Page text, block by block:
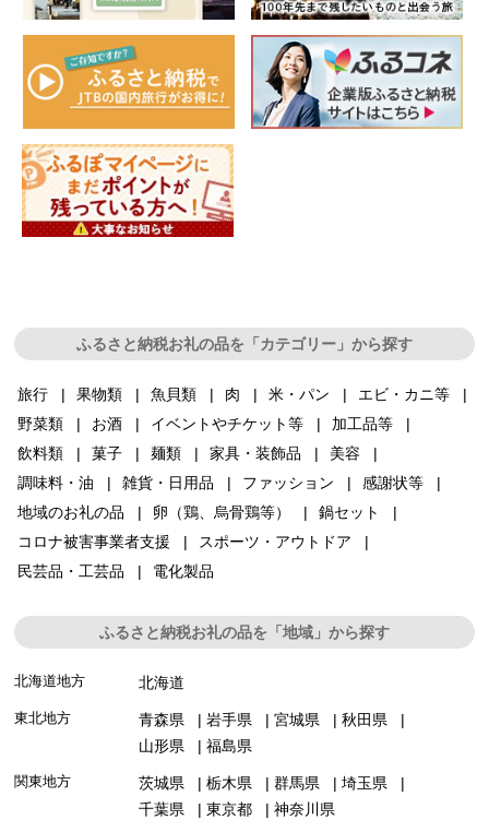
ふるさと納税お礼の品を「カテゴリー」から探す
旅行 果物類 魚貝類 肉 米・パン
エビ・カニ等
野菜類
お酒 イベントやチケット等
加工品等
飲料類
菓子 麺類 家具・装飾品
美容
調味料・油
雑貨・日用品 ファッション
感謝状等
地域のお礼の品
卵（鶏、烏骨鶏等）
鍋セット
コロナ被害事業者支援
スポーツ・アウトドア
民芸品・工芸品
電化製品
ふるさと納税お礼の品を「地域」から探す
北海道地方 北海道
東北地方 青森県 岩手県 宮城県
秋田県
山形県
福島県
関東地方 茨城県 栃木県 群馬県
埼玉県
千葉県
東京都 神奈川県